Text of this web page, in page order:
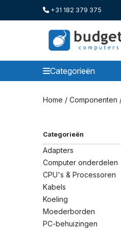
+31 182 379 375
Categorieën
Categorieen
Home / Componenten
Categorieën
Adapters
Computer onderdelen
CPU's & Processoren
Kabels
Koeling
Moederborden
PC-behuizingen